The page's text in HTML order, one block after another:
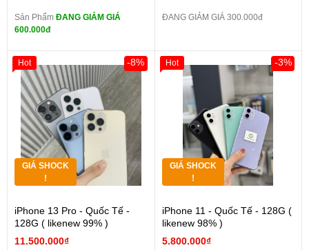
Sản Phẩm ĐANG GIẢM GIÁ
600.000đ
ĐANG GIẢM GIÁ 300.000đ
GIÁ SHOCK
!
iPhone 13 Pro - Quốc Tế -
128G ( likenew 99% )
11.500.000₫
-8%
Hot
GIÁ SHOCK
!
iPhone 11 - Quốc Tế - 128G (
likenew 98% )
5.800.000₫
-3%
Hot